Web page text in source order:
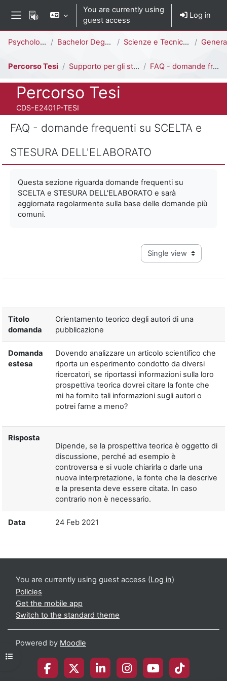
You are currently using
guest access
Log in
Open course index
Psychology Bachelor Degree Scienze e Tecniche Psicologiche [E2403P - E2401P] General
Percorso Tesi Supporto per gli studenti FAQ - domande frequenti su SCELTA e STESURA DELL'ELABORATO
Course full name
Percorso Tesi
Course ID number
CDS-E2401P-TESI
FAQ - domande frequenti su SCELTA e
STESURA DELL'ELABORATO
Questa sezione riguarda domande frequenti su
SCELTA e STESURA DELL'ELABORATO e sarà
aggiornata regolarmente sulla base delle domande più
comuni.
View mode tertiary
Titolo
domanda
Orientamento teorico degli autori di una
pubblicazione
Domanda
estesa
Dovendo analizzare un articolo scientifico che
riporta un esperimento condotto da diversi
ricercatori, se riportassi informazioni sulla loro
prospettiva teorica dovrei citare la fonte che
mi ha fornito tali informazioni sugli autori o
potrei farne a meno?
Risposta
Dipende, se la prospettiva teorica è oggetto di
discussione, perché ad esempio è
controversa e si vuole chiarirla o darle una
nuova interpretazione, la fonte che la descrive
e la presenta deve essere citata. In caso
contrario non è necessario.
Data 24 Feb 2021
You are currently using guest access (Log in)
Policies
Get the mobile app
Switch to the standard theme
Powered by Moodle